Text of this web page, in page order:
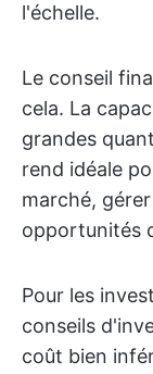
l'échelle.
Le conseil
cela. La
grandes
rend idéale
marché,
opportunités
Pour les
conseils
coût bien